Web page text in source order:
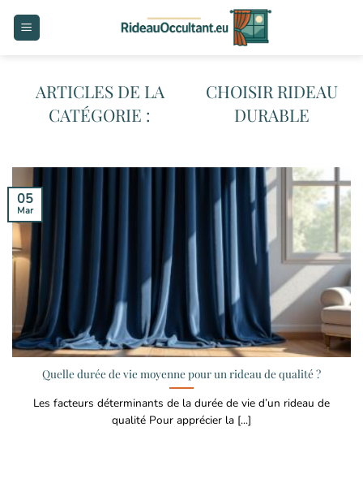
CHOISIR RIDEAU
DURABLE
Quelle durée de vie moyenne pour un rideau de qualité ?
Les facteurs déterminants de la durée de vie d’un rideau de
qualité Pour apprécier la [...]
05
Mar